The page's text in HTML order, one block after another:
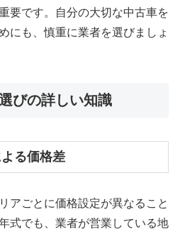
要です。自分の大切な中古車を
にも、慎重に業者を選びましょ
びの詳しい知識
る価格差
アごとに価格設定が異なること
式でも、業者が営業している地